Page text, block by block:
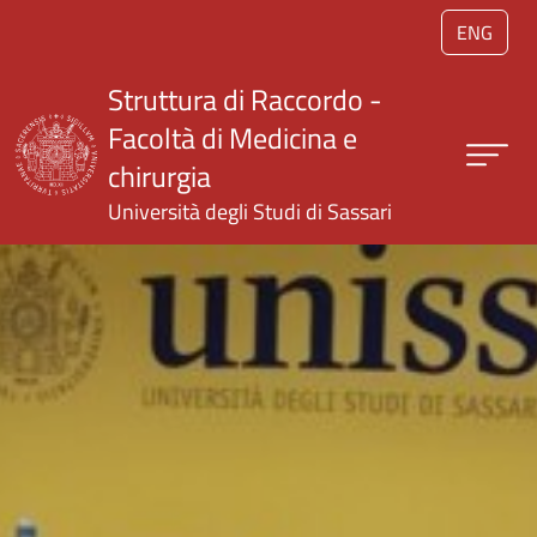
Salta al contenuto principale
ENG
Struttura di Raccordo -
Facoltà di Medicina e
chirurgia
Università degli Studi di Sassari
Home page UNISS